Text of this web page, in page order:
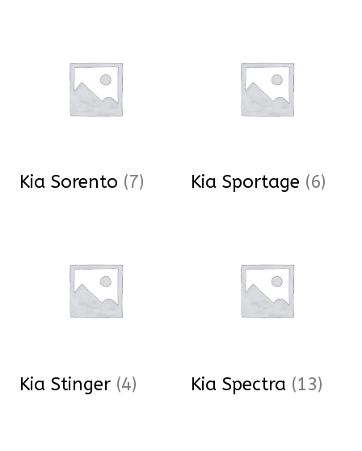
Kia Sorento (7) Kia Sportage (6)
Kia Stinger (4) Kia Spectra (13)